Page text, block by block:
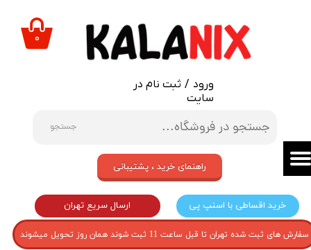
جستجو
ورود / ثبت نام در
سایت
حساب کاربری من
تغییر گذر واژه
خروج از حساب کاربری
۰
خرید اقساطی با اسنپ پی ارسال سریع تهران
راهنمای خرید ، پشتیبانی
سفارش های ثبت شده تهران تا قبل ساعت 11 ثبت شوند همان روز تحویل میشوند